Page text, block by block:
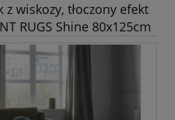
wiskozy, tłoczony efekt
RUGS Shine 80x125cm